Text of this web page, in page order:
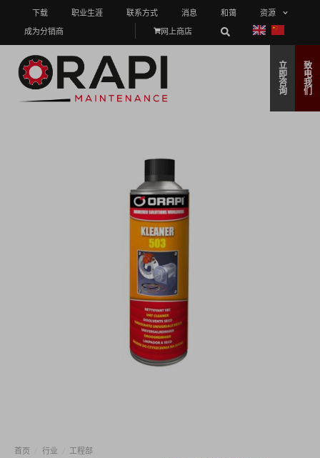
下载 职业生涯 联系方式 消息 和蔼
资源
成为分销商
网上商店
立
即
咨
询
致
电
我
们
首页 行业 工程部